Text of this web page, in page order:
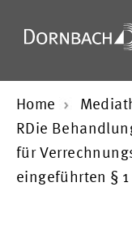
Home
RDie
für
eingeführten § 1